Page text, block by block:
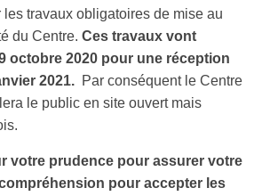
travaux obligatoires de mise au
du Centre. Ces travaux vont
octobre 2020 pour une réception
2021. Par conséquent le Centre
le public en site ouvert mais
votre prudence pour assurer votre
pour accepter les